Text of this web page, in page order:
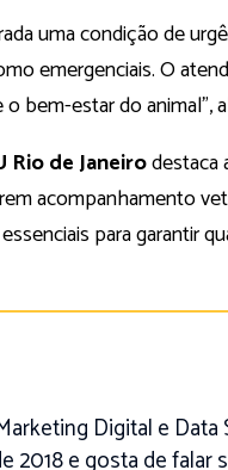
uma condição de
emergenciais. O
bem-estar do animal”,
Rio de Janeirodestaca
acompanhamento
para garantir
Digital e
2018 e gosta de falar